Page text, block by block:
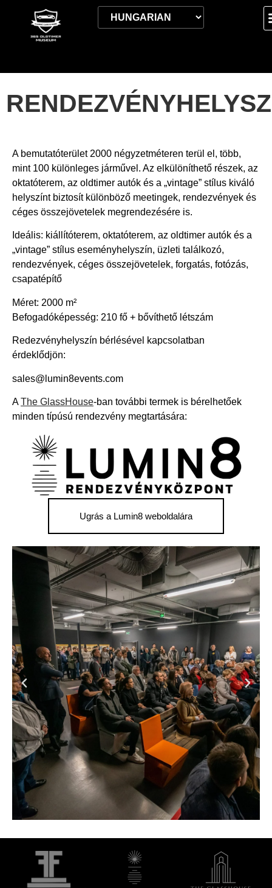
A bemutatóterület 2000 négyzetméteren terül el, több,
mint 100 különleges járművel. Az elkülöníthető részek, az
oktatóterem, az oldtimer autók és a „vintage” stílus kiváló
helyszínt biztosít különböző meetingek, rendezvények és
céges összejövetelek megrendezésére is.
Ideális: kiállítóterem, oktatóterem, az oldtimer autók és a
„vintage” stílus eseményhelyszín, üzleti találkozó,
rendezvények, céges összejövetelek, forgatás, fotózás,
csapatépítő
Méret: 2000 m²
Befogadóképesség: 210 fő + bővíthető létszám
Redezvényhelyszín bérlésével kapcsolatban
érdeklődjön:
sales@lumin8events.com
AThe GlassHouse-ban további termek is bérelhetőek
minden típúsú rendezvény megtartására:
Ugrás a Lumin8 weboldalára